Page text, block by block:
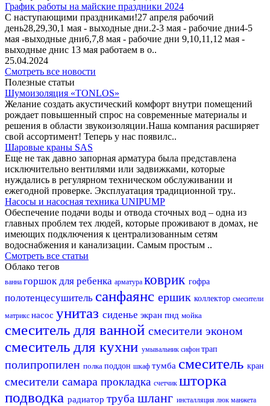
График работы на майские праздники 2024
С наступающими праздниками!27 апреля рабочий
день28,29,30,1 мая - выходные дни.2-3 мая - рабочие дни4-5
мая -выходные дни6,7,8 мая - рабочие дни 9,10,11,12 мая -
выходные днис 13 мая работаем в о..
25.04.2024
Смотреть все новости
Полезные статьи
Шумоизоляция «TONLOS»
Желание создать акустический комфорт внутри помещений
рождает повышенный спрос на современные материалы и
решения в области звукоизоляции.Наша компания расширяет
свой ассортимент! Теперь у нас появилс..
Шаровые краны SAS
Еще не так давно запорная арматура была представлена
исключительно вентилями или задвижками, которые
нуждались в регулярном техническом обслуживании и
ежегодной проверке. Эксплуатация традиционной тру..
Насосы и насосная техника UNIPUMP
Обеспечение подачи воды и отвода сточных вод – одна из
главных проблем тех людей, которые проживают в домах, не
имеющих подключения к централизованным сетям
водоснабжения и канализации. Самым простым ..
Смотреть все статьи
Облако тегов
ванна горшок для ребенка арматура коврик гофра
полотенцесушитель санфаянс ершик коллектор смесители
матрикс насос унитаз сиденье экран пнд мойка
смеситель для ванной смесители эконом
смеситель для кухни умывальник сифон трап
полипропилен полка поддон шкаф тумба смеситель кран
смесители самара прокладка счетчик шторка
подводка радиатор труба шланг инсталляция люк манжета